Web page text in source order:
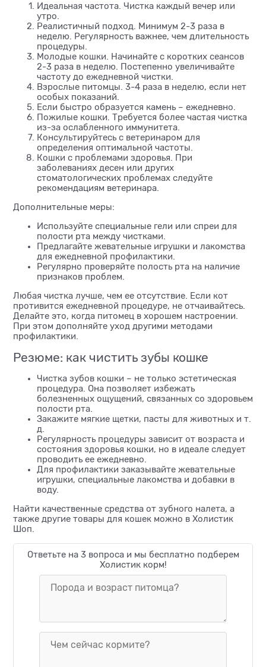
Идеальная частота. Чистка каждый вечер или
утро.
Реалистичный подход. Минимум 2-3 раза в
неделю. Регулярность важнее, чем длительность
процедуры.
Молодые кошки. Начинайте с коротких сеансов
2-3 раза в неделю. Постепенно увеличивайте
частоту до ежедневной чистки.
Взрослые питомцы. 3-4 раза в неделю, если нет
особых показаний.
Если быстро образуется камень – ежедневно.
Пожилые кошки. Требуется более частая чистка
из-за ослабленного иммунитета.
Консультируйтесь с ветеринаром для
определения оптимальной частоты.
Кошки с проблемами здоровья. При
заболеваниях десен или других
стоматологических проблемах следуйте
рекомендациям ветеринара.
Дополнительные меры:
Используйте специальные гели или спреи для
полости рта между чистками.
Предлагайте жевательные игрушки и лакомства
для ежедневной профилактики.
Регулярно проверяйте полость рта на наличие
признаков проблем.
Любая чистка лучше, чем ее отсутствие. Если кот
противится ежедневной процедуре, не отчаивайтесь.
Делайте это, когда питомец в хорошем настроении.
При этом дополняйте уход другими методами
профилактики.
Резюме: как чистить зубы кошке
Чистка зубов кошки – не только эстетическая
процедура. Она позволяет избежать
болезненных ощущений, связанных со здоровьем
полости рта.
Закажите мягкие щетки, пасты для животных и т.
д.
Регулярность процедуры зависит от возраста и
состояния здоровья кошки, но в идеале следует
проводить ее ежедневно.
Для профилактики заказывайте жевательные
игрушки, специальные лакомства и добавки в
воду.
Найти качественные средства от зубного налета, а
также другие товары для кошек можно в Холистик
Шоп.
Ответьте на 3 вопроса и мы бесплатно подберем
Холистик корм!